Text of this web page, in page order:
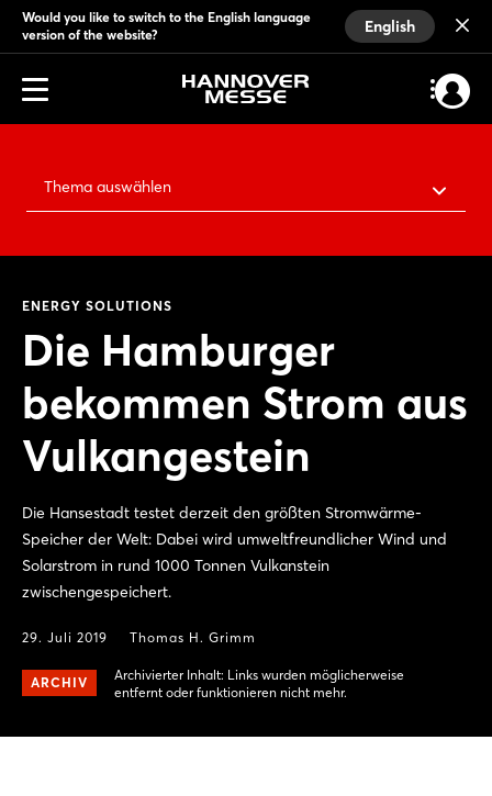
Would you like to switch to the English language
version of the website?
English
Thema auswählen
ENERGY SOLUTIONS
Die Hamburger
bekommen Strom aus
Vulkangestein
Die Hansestadt testet derzeit den größten Stromwärme-
Speicher der Welt: Dabei wird umweltfreundlicher Wind und
Solarstrom in rund 1000 Tonnen Vulkanstein
zwischengespeichert.
29. Juli 2019 Thomas H. Grimm
ARCHIV
Archivierter Inhalt: Links wurden möglicherweise
entfernt oder funktionieren nicht mehr.